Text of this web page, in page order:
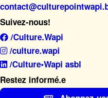
Suivez-nous!
/Culture.Wapi
/culture.wapi
/Culture•Wapi asbl
Restez informé.e